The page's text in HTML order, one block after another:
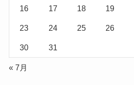
16 17 18 19
23 24 25 26
30 31
« 7月